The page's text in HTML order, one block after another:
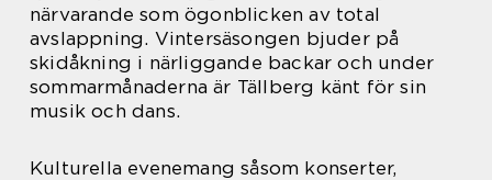
närvarande som ögonblicken av total
avslappning. Vintersäsongen bjuder på
skidåkning i närliggande backar och under
sommarmånaderna är Tällberg känt för sin
musik och dans.
Kulturella evenemang såsom konserter,